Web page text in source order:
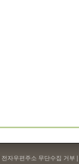
| 전자우편주소 무단수집 거부 |